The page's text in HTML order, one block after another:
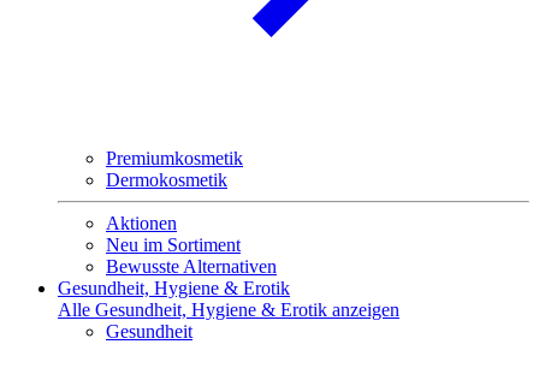
Premiumkosmetik
Dermokosmetik
Aktionen
Neu im Sortiment
Bewusste Alternativen
Gesundheit, Hygiene & Erotik
Alle Gesundheit, Hygiene & Erotik anzeigen
Gesundheit